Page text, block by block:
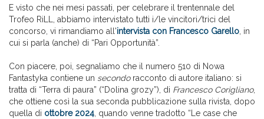
E visto che nei mesi passati, per celebrare il trentennale del
Trofeo RiLL, abbiamo intervistato tutti i/le vincitori/trici del
concorso, vi rimandiamo all'intervista con Francesco Garello , in
cui si parla (anche) di “Pari Opportunità”.
Con piacere, poi, segnaliamo che il numero 510 di Nowa
Fantastyka contiene un secondoracconto di autore italiano: si
tratta di “Terra di paura” (“Dolina grozy”), di Francesco Corigliano,
che ottiene così la sua seconda pubblicazione sulla rivista, dopo
quella di ottobre 2024 , quando venne tradotto “Le case che